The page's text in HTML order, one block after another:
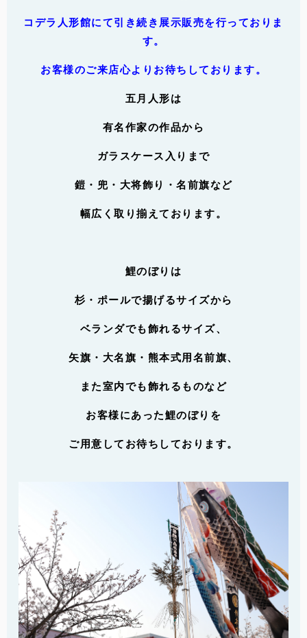
コデラ人形館にて引き続き展示販売を行っておりま
す。
お客様のご来店心よりお待ちしております。
五月人形は
有名作家の作品から
ガラスケース入りまで
鎧・兜・大将飾り・名前旗など
幅広く取り揃えております。
鯉のぼりは
杉・ポールで揚げるサイズから
ベランダでも飾れるサイズ、
矢旗・大名旗・熊本式用名前旗、
また室内でも飾れるものなど
お客様にあった鯉のぼりを
ご用意してお待ちしております。